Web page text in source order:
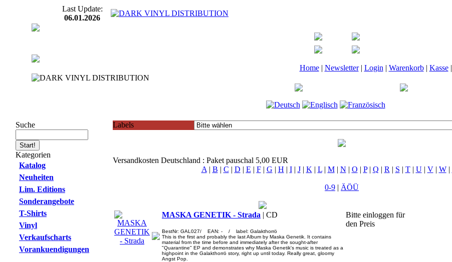
Last Update:
06.01.2026
Home| Newsletter| Login | Warenkorb| Kasse|
Suche
Kategorien
Katalog
Neuheiten
Lim. Editions
Sonderangebote
T-Shirts
Vinyl
Verkaufscharts
Vorankuendigungen
Labels
Versandkosten Deutschland : Paket pauschal 5,00 EUR
A | B | C | D | E | F| G | H | I| J| K | L| M| N | O | P| Q | R | S | T| U| V| W|
0-9 | ÄÖÜ
MASKA GENETIK - Strada | CD
BestNr: GAL027/ EAN: - / label: Galakthorrö
This is the first and probably the last Album by Maska Genetik. It contains
material from the time before and immediately after the sought-after
"Quarantine" EP and demonstrates why Maska Genetik's music is treated as a
highpoint in the Galakthorrö story, right up until today. Really great, gloomy
Angst Pop.
Bitte einloggen für
den Preis